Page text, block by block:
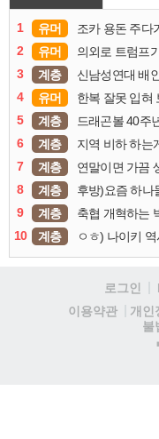
1 유머 조카 용돈 주다
2
유머 의외로 트럼프
3
계층 신남성연대 배
4
유머 한복 잘못 입혀
5
계층 드래곤볼 40주
6
계층 지역 비하 하는
7
계층 연말이면 가끔
8
계층 후방)요즘 하나
9
계층 축협 개혁하는
10
계층 ㅇㅎ) 나이키
로그인
이용약관
개인
불